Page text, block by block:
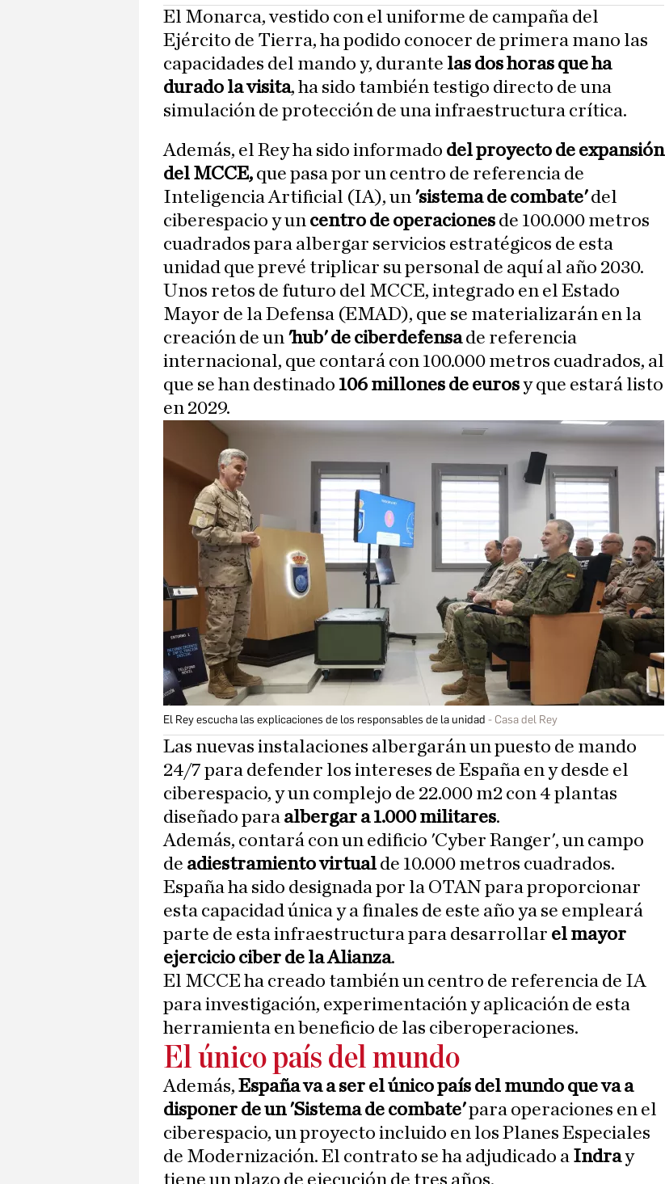
El Monarca, vestido con el uniforme de campaña del
Ejército de Tierra, ha podido conocer de primera mano las
capacidades del mando y, durante las dos horas que ha
durado la visita, ha sido también testigo directo de una
simulación de protección de una infraestructura crítica.
Además, el Rey ha sido informado del proyecto de expansión
del MCCE, que pasa por un centro de referencia de
Inteligencia Artificial (IA), un 'sistema de combate'del
ciberespacio y un centro de operaciones de 100.000 metros
cuadrados para albergar servicios estratégicos de esta
unidad que prevé triplicar su personal de aquí al año 2030.
Unos retos de futuro del MCCE, integrado en el Estado
Mayor de la Defensa (EMAD), que se materializarán en la
creación de un 'hub' de ciberdefensade referencia
internacional, que contará con 100.000 metros cuadrados, al
que se han destinado 106 millones de eurosy que estará listo
en 2029.
El Rey escucha las explicaciones de los responsables de la unidad Casa del Rey
Las nuevas instalaciones albergarán un puesto de mando
24/7 para defender los intereses de España en y desde el
ciberespacio, y un complejo de 22.000 m2 con 4 plantas
diseñado para albergar a 1.000 militares.
Además, contará con un edificio 'Cyber Ranger', un campo
de adiestramiento virtual de 10.000 metros cuadrados.
España ha sido designada por la OTAN para proporcionar
esta capacidad única y a finales de este año ya se empleará
parte de esta infraestructura para desarrollar el mayor
ejercicio ciber de la Alianza.
El MCCE ha creado también un centro de referencia de IA
para investigación, experimentación y aplicación de esta
herramienta en beneficio de las ciberoperaciones.
El único país del mundo
Además, España va a ser el único país del mundo que va a
disponer de un 'Sistema de combate'para operaciones en el
ciberespacio, un proyecto incluido en los Planes Especiales
de Modernización. El contrato se ha adjudicado a Indray
tiene un plazo de ejecución de tres años.